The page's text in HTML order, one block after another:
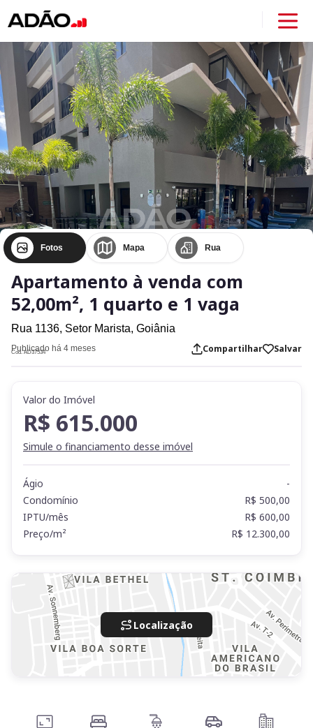
Fotos Mapa Rua
Apartamento à venda com
52,00m², 1 quarto e 1 vaga
Rua 1136, Setor Marista, Goiânia
Publicado há 4 meses
Cod. AD37534 Compartilhar Salvar
Valor do Imóvel
R$ 615.000
Simule o financiamento desse imóvel
Ágio
-
Condomínio
R$ 500,00
IPTU/mês
R$ 600,00
Preço/m²
R$ 12.300,00
Localização